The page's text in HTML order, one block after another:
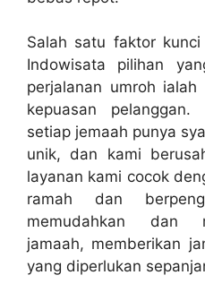
Salah satu faktor
Indowisata pilihan
perjalanan umroh
kepuasan
setiap jemaah punya
unik, dan kami
layanan kami cocok
ramah dan
memudahkan dan
jamaah, memberikan
yang diperlukan